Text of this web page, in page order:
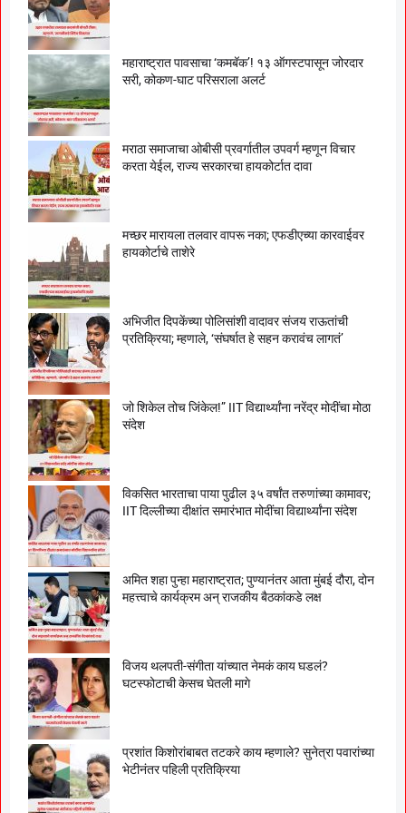
महाराष्ट्रात पावसाचा ‘कमबॅक’! १३ ऑगस्टपासून जोरदार
सरी, कोकण-घाट परिसराला अलर्ट
मराठा समाजाचा ओबीसी प्रवर्गातील उपवर्ग म्हणून विचार
करता येईल, राज्य सरकारचा हायकोर्टात दावा
मच्छर मारायला तलवार वापरू नका; एफडीएच्या कारवाईवर
हायकोर्टाचे ताशेरे
अभिजीत दिपकेंच्या पोलिसांशी वादावर संजय राऊतांची
प्रतिक्रिया; म्हणाले, ‘संघर्षात हे सहन करावंच लागतं’
जो शिकेल तोच जिंकेल!” IIT विद्यार्थ्यांना नरेंद्र मोदींचा मोठा
संदेश
विकसित भारताचा पाया पुढील ३५ वर्षांत तरुणांच्या कामावर;
IIT दिल्लीच्या दीक्षांत समारंभात मोदींचा विद्यार्थ्यांना संदेश
अमित शहा पुन्हा महाराष्ट्रात; पुण्यानंतर आता मुंबई दौरा, दोन
महत्त्वाचे कार्यक्रम अन् राजकीय बैठकांकडे लक्ष
विजय थलपती-संगीता यांच्यात नेमकं काय घडलं?
घटस्फोटाची केसच घेतली मागे
प्रशांत किशोरांबाबत तटकरे काय म्हणाले? सुनेत्रा पवारांच्या
भेटीनंतर पहिली प्रतिक्रिया